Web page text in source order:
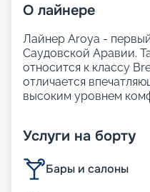
О лайнере
Лайнер Aroya -
Саудовской Аравии.
относится к классу
отличается
высоким уровнем
просторные, светлые
представлено
категории Villa.
Для россиян самыми
Услуги на борту
Бары и салоны